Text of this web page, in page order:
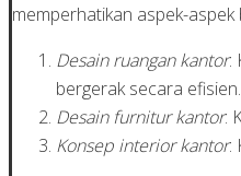
memperhatikan aspek-
Desain ruangan kantor:
bergerak secara efisien.
Desain furnitur kantor:
Konsep interior kantor: